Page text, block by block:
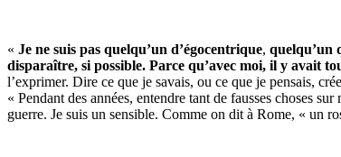
« Je ne suis pas quelqu’un d’égocentrique, quelqu’un
disparaître, si possible. Parce qu’avec moi, il y avait
l’exprimer. Dire ce que je savais, ou ce que je pensais,
« Pendant des années, entendre tant de fausses choses
guerre. Je suis un sensible. Comme on dit à Rome, « un